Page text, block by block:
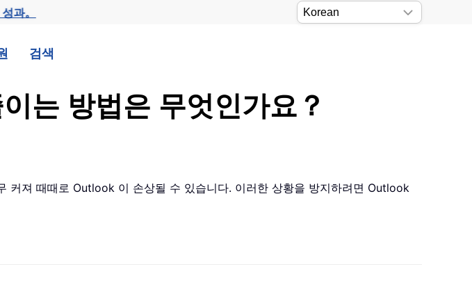
과。
검색
는 방법은 무엇인가요？
커져 때때로 Outlook 이 손상될 수 있습니다. 이러한 상황을 방지하려면 Outlook